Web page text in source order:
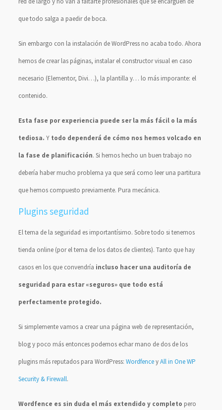
que todo salga a paedir de boca.
Sin embargo con la instalación de WordPress no acaba todo. Ahora
hemos de crear las páginas, instalar el constructor visual en caso
necesario (Elementor, Divi…), la plantilla y… lo más imporante: el
contenido.
Esta fase por experiencia puede ser la más fácil o la más
tediosa. Y todo dependerá de cómo nos hemos volcado en
la fase de planificación. Si hemos hecho un buen trabajo no
debería haber mucho problema ya que será como leer una partitura
que hemos compuesto previamente. Pura mecánica.
Plugins seguridad
El tema de la seguridad es importantísimo. Sobre todo si tenemos
tienda online (por el tema de los datos de clientes). Tanto que hay
casos en los que convendría incluso hacer una auditoría de
seguridad para estar «seguros» que todo está
perfectamente protegido.
Si simplemente vamos a crear una página web de representación,
blog y poco más entonces podemos echar mano de dos de los
plugins más reputados para WordPress: WordfenceyAll in One WP
Security & Firewall.
Wordfence es sin duda el más extendido y completo pero